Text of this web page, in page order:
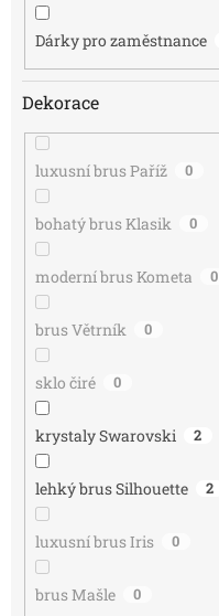
Dárky pro zaměstnance
Dekorace
luxusní brus Paříž 0
bohatý brus Klasik 0
moderní brus Kometa 0
brus Větrník 0
sklo čiré 0
krystaly Swarovski 2
lehký brus Silhouette 2
luxusní brus Iris 0
brus Mašle 0